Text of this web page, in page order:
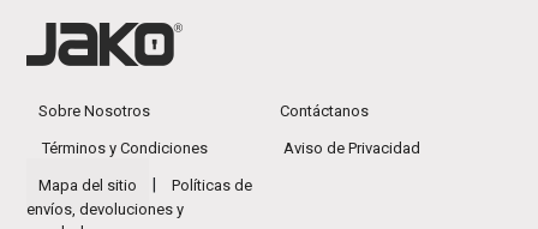
Sobre Nosotros Contáctanos
Términos y Condiciones Aviso de Privacidad
Mapa del sitio
Políticas de
envíos, devoluciones y